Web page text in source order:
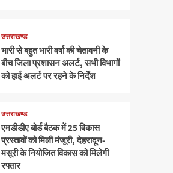
उत्तराखण्ड
भारी से बहुत भारी वर्षा की चेतावनी के
बीच जिला प्रशासन अलर्ट, सभी विभागों
को हाई अलर्ट पर रहने के निर्देश
उत्तराखण्ड
एमडीडीए बोर्ड बैठक में 25 विकास
प्रस्तावों को मिली मंजूरी, देहरादून-
मसूरी के नियोजित विकास को मिलेगी
रफ्तार